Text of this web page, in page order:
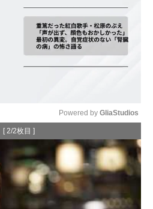
Powered by GliaStudios
[ 2/2枚目 ]